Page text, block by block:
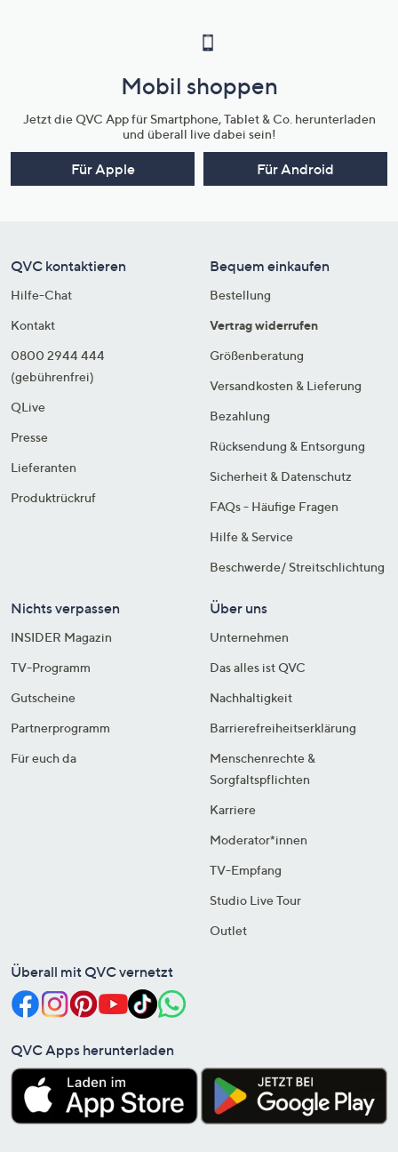
Mobil shoppen
Jetzt die QVC App für Smartphone, Tablet & Co. herunterladen
und überall live dabei sein!
Für Apple Für Android
QVC kontaktieren
Hilfe-Chat
Kontakt
0800 2944 444
(gebührenfrei)
QLive
Presse
Lieferanten
Produktrückruf
Bequem einkaufen
Bestellung
Vertrag widerrufen
Größenberatung
Versandkosten & Lieferung
Bezahlung
Rücksendung & Entsorgung
Sicherheit & Datenschutz
FAQs - Häufige Fragen
Hilfe & Service
Beschwerde/ Streitschlichtung
Nichts verpassen
INSIDER Magazin
TV-Programm
Gutscheine
Partnerprogramm
Für euch da
Über uns
Unternehmen
Das alles ist QVC
Nachhaltigkeit
Barrierefreiheitserklärung
Menschenrechte &
Sorgfaltspflichten
Karriere
Moderator*innen
TV-Empfang
Studio Live Tour
Outlet
Überall mit QVC vernetzt
QVC Apps herunterladen